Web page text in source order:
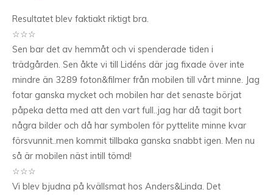
Resultatet blev faktiakt riktigt bra.
☆☆☆
Sen bar det av hemmåt och vi spenderade tiden i
trädgården. Sen åkte vi till Lidéns där jag fixade över inte
mindre än 3289 foton&filmer från mobilen till vårt minne. Jag
fotar ganska mycket och mobilen har det senaste börjat
påpeka detta med att den vart full..jag har då tagit bort
några bilder och då har symbolen för pyttelite minne kvar
försvunnit..men kommit tillbaka ganska snabbt igen. Men nu
så är mobilen näst intill tömd!
☆☆☆
Vi blev bjudna på kvällsmat hos Anders&Linda. Det